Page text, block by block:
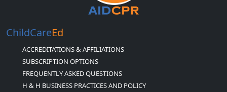
ChildCareEd
ACCREDITATIONS & AFFILIATIONS
SUBSCRIPTION OPTIONS
FREQUENTLY ASKED QUESTIONS
H & H BUSINESS PRACTICES AND POLICY